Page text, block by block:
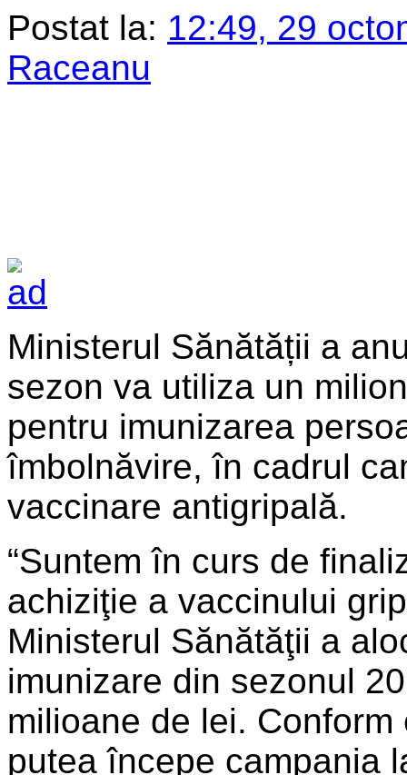
Postat la: 12:49, 29
Raceanu
Ministerul Sănătății a
sezon va utiliza un
pentru imunizarea
îmbolnăvire, în cadrul
vaccinare antigripală.
“Suntem în curs de
achiziţie a vaccinului
Ministerul Sănătăţii a
imunizare din sezonul
milioane de lei.
putea începe campania